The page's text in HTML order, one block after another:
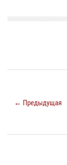
← Предыдущая